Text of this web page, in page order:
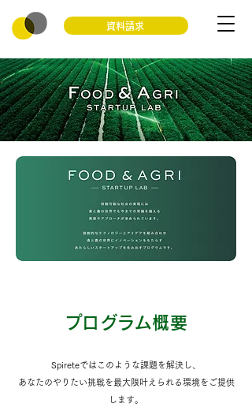
資料請求
プログラム概要
Spireteではこのような課題を解決し、
あなたのやりたい挑戦を最大限叶えられる環境をご提供
します。